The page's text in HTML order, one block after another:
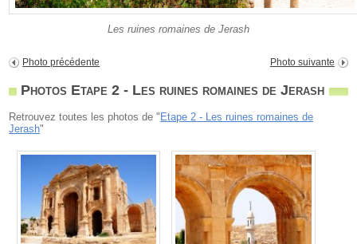
Les ruines romaines de Jerash
Photo précédente Photo suivante
Photos Etape 2 - Les ruines romaines de Jerash
Retrouvez toutes les photos de " Etape 2 - Les ruines romaines de
Jerash"